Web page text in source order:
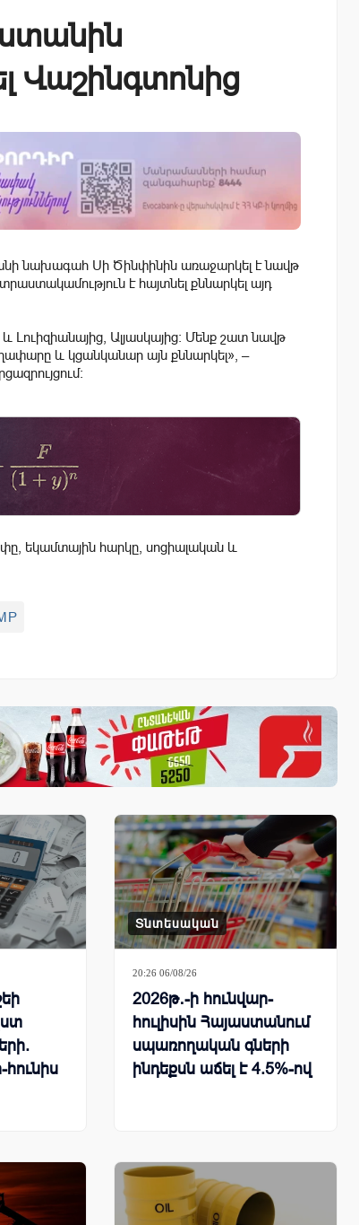
Վաշինգտոնից
նախագահ Սի Ծինփինին առաջարկել է նավթ
է հայտնել քննարկել այդ
Ալյասկայից։ Մենք շատ նավթ
և կցանկանար այն քննարկել», –
եկամտային հարկը, սոցիալական և
հունիս
Տնտեսական
20:26 06/08/26
2026թ․-ի հունվար-
հուլիսին Հայաստանում
սպառողական գների
ինդեքսն աճել է 4.5%-ով